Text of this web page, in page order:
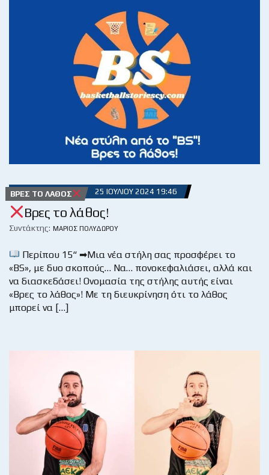
ΒΡΕΣ ΤΟ ΛΆΘΟΣ 25 ΙΟΥΛΊΟΥ 2024 19:46
Βρες το λάθος!
Συντάκτης: ΜΆΡΙΟΣ ΠΟΛΥΔΏΡΟΥ
Περίπου 15“ ➡Μια νέα στήλη σας προσφέρει το
«BS», με δυο σκοπούς… Να… πονοκεφαλιάσει, αλλά και
να διασκεδάσει! Ονομασία της στήλης αυτής είναι
«Βρες το λάθος»! Με τη διευκρίνηση ότι το λάθος
μπορεί να […]